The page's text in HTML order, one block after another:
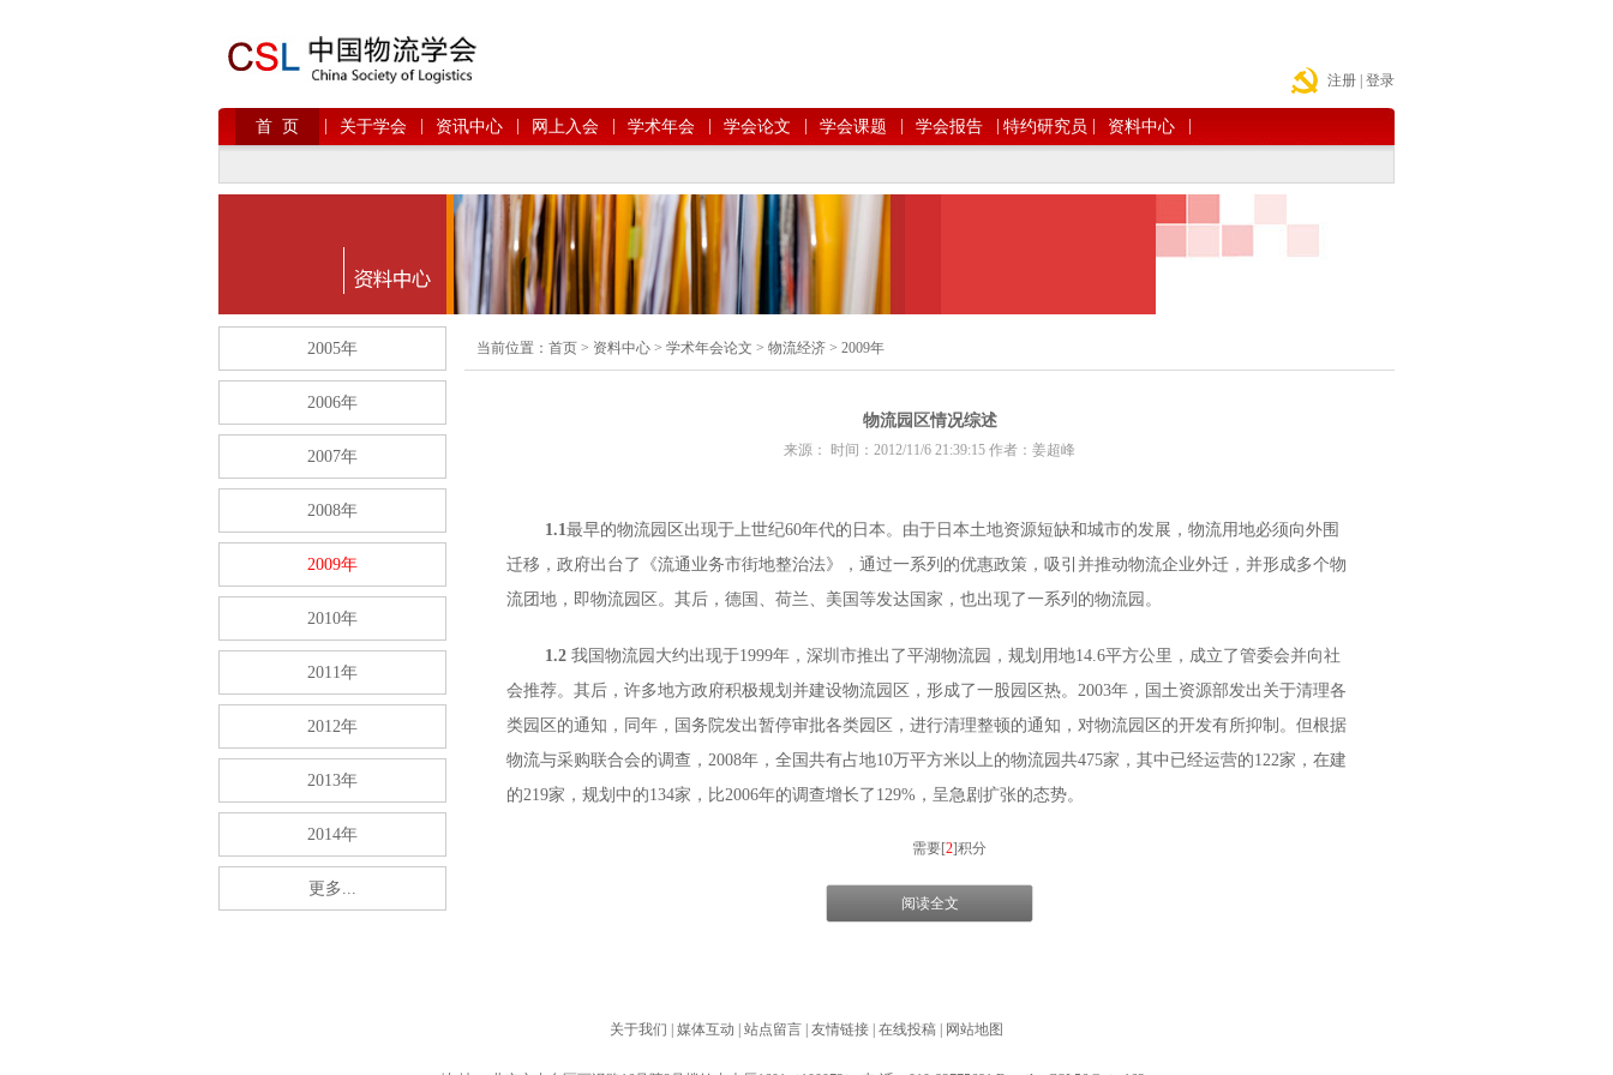
注册 登录
首 页 关于学会 资讯中心 网上入会 学术年会 学会论文 学会课题 学会报告 特约研究员 资料中心
2005年
2006年
2007年
2008年
2009年
2010年
2011年
2012年
2013年
2014年
更多...
当前位置： 首页 > 资料中心 > 学术年会论文 > 物流经济 > 2009年
物流园区情况综述
来源： 时间：2012/11/6 21:39:15 作者：姜超峰
1.1最早的物流园区出现于上世纪60年代的日本。由于日本土地资源短缺和城市的发展，物流用地必须向外围
迁移，政府出台了《流通业务市街地整治法》，通过一系列的优惠政策，吸引并推动物流企业外迁，并形成多个物
流团地，即物流园区。其后，德国、荷兰、美国等发达国家，也出现了一系列的物流园。
1.2 我国物流园大约出现于1999年，深圳市推出了平湖物流园，规划用地14.6平方公里，成立了管委会并向社
会推荐。其后，许多地方政府积极规划并建设物流园区，形成了一股园区热。 2003年，国土资源部发出关于清理各
类园区的通知，同年，国务院发出暂停审批各类园区，进行清理整顿的通知，对物流园区的开发有所抑制。但根据
物流与采购联合会的调查， 2008年，全国共有占地10万平方米以上的物流园共475家，其中已经运营的122家，在建
的219家，规划中的134家，比2006年的调查增长了 129% ，呈急剧扩张的态势。
需要[2]积分
阅读全文
关于我们 媒体互动 站点留言 友情链接 在线投稿 网站地图